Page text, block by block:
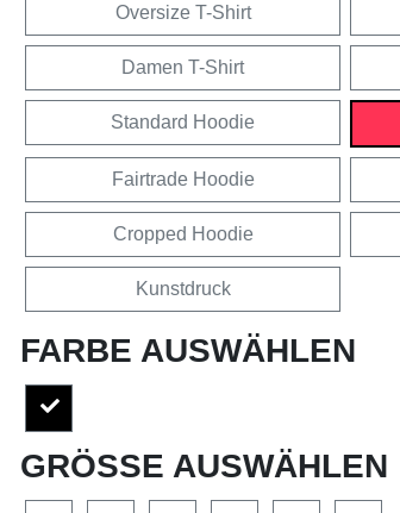
Oversize T-Shirt
Damen T-Shirt
Standard Hoodie
Fairtrade Hoodie
Cropped Hoodie
Kunstdruck
FARBE AUSWÄHLEN
GRÖSSE AUSWÄHLEN